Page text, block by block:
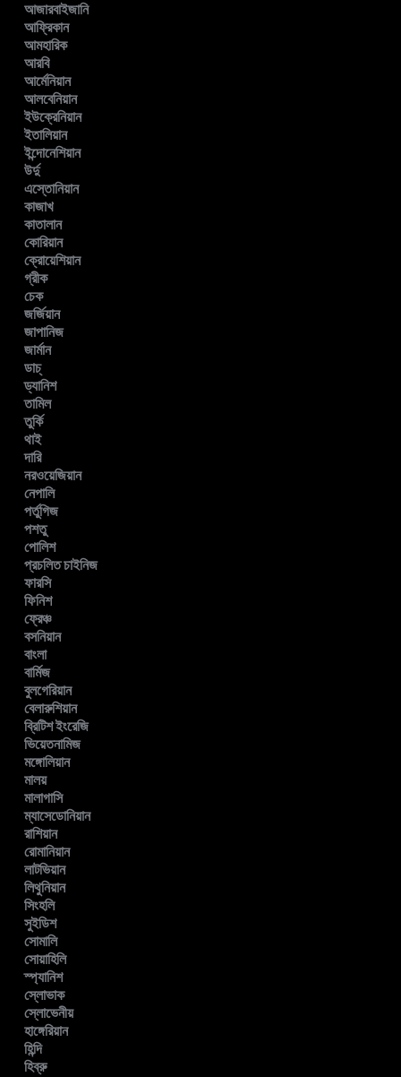
আজারবাইজানি
আফ্রিকান
আমহারিক
আরবি
আর্মেনিয়ান
আলবেনিয়ান
ইউক্রেনিয়ান
ইতালিয়ান
ইন্দোনেশিয়ান
উর্দু
এস্তোনিয়ান
কাজাখ
কাতালান
কোরিয়ান
ক্রোয়েশিয়ান
গ্রীক
চেক
জর্জিয়ান
জাপানিজ
জার্মান
ডাচ্
ড্যানিশ
তামিল
তুর্কি
থাই
দারি
নরওয়েজিয়ান
নেপালি
পর্তুগিজ
পশতু
পোলিশ
প্রচলিত চাইনিজ
ফারসি
ফিনিশ
ফ্রেঞ্চ
বসনিয়ান
বাংলা
বার্মিজ
বুলগেরিয়ান
বেলারুশিয়ান
ব্রিটিশ ইংরেজি
ভিয়েতনামিজ
মঙ্গোলিয়ান
মালয়
মালাগাসি
ম্যাসেডোনিয়ান
রাশিয়ান
রোমানিয়ান
লাটভিয়ান
লিথুনিয়ান
সিংহলি
সুইডিশ
সোমালি
সোয়াহিলি
স্প্যানিশ
স্লোভাক
স্লোভেনীয়
হাঙ্গেরিয়ান
হিন্দি
হিব্রু